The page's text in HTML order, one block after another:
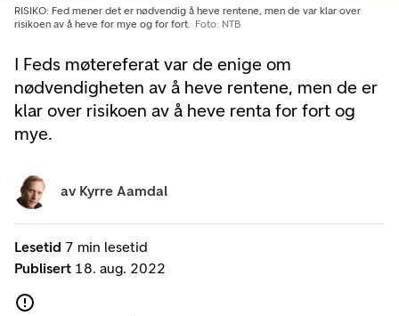
I Feds møtereferat var de enige om
nødvendigheten av å heve rentene, men de er
klar over risikoen av å heve renta for fort og
mye.
RISIKO: Fed mener det er nødvendig å heve rentene, men de var klar over
risikoen av å heve for mye og for fort.
Foto: NTB
Lesetid 7 min lesetid
Publisert 18. aug. 2022
av Kyrre Aamdal